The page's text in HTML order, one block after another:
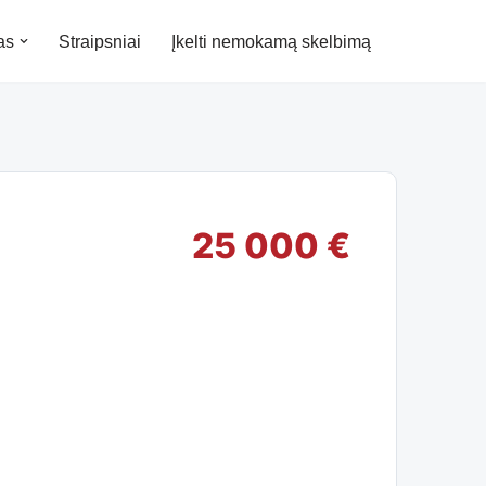
Straipsniai Įkelti nemokamą skelbimą
25 000 €